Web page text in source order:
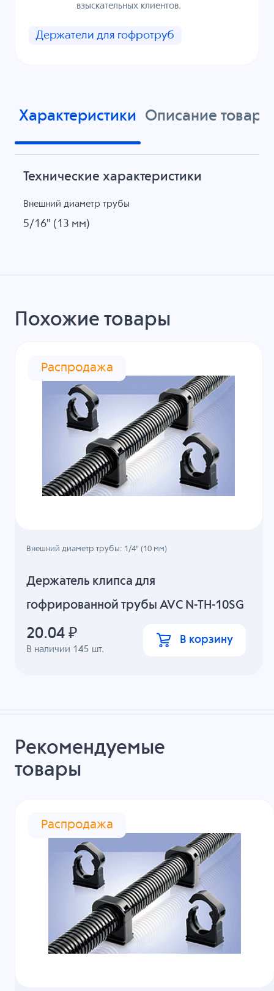
взыскательных клиентов.
Держатели для гофротруб
Характеристики Описание товара
Технические характеристики
Внешний диаметр трубы
5/16" (13 мм)
Похожие товары
Распродажа
Держатель клипса для
гофрированной трубы AVC N-TH-10SG
В наличии 145 шт.
Внешний диаметр трубы: 1/4" (10 мм)
20.04 ₽ В корзину
Рекомендуемые
товары
Распродажа